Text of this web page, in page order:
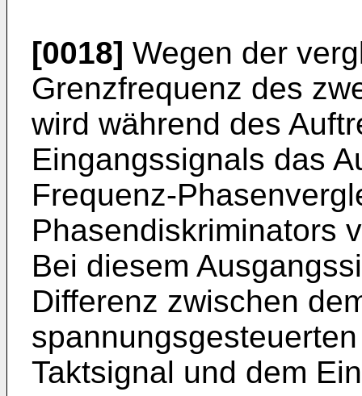
[0018] Wegen der
Grenzfrequenz des
wird während des
Eingangssignals das
Frequenz-
Phasendiskriminators
Bei diesem
Differenz zwischen
Taktsignal und dem